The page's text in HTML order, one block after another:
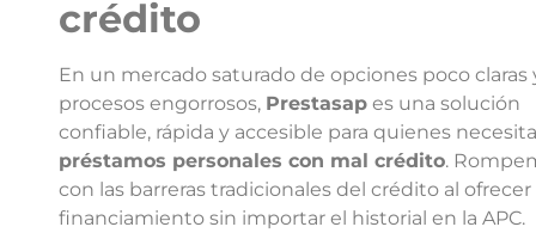
crédito
En un mercado saturado de opciones poco claras
procesos engorrosos, Prestasapes una solución
confiable, rápida y accesible para quienes
préstamos personales con mal crédito.
con las barreras tradicionales del crédito al ofrecer
financiamiento sin importar el historial en la APC.